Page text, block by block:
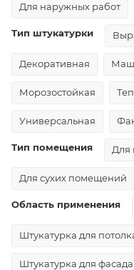
Для наружных работ
Тип штукатурки
Декоративная
Морозостойкая
Универсальная
Тип помещения Для
Для сухих помещений
Область применения
Штукатурка для
Штукатурка для фасада